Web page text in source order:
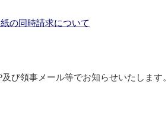
の同時請求について
び領事メール等でお知らせいたします。